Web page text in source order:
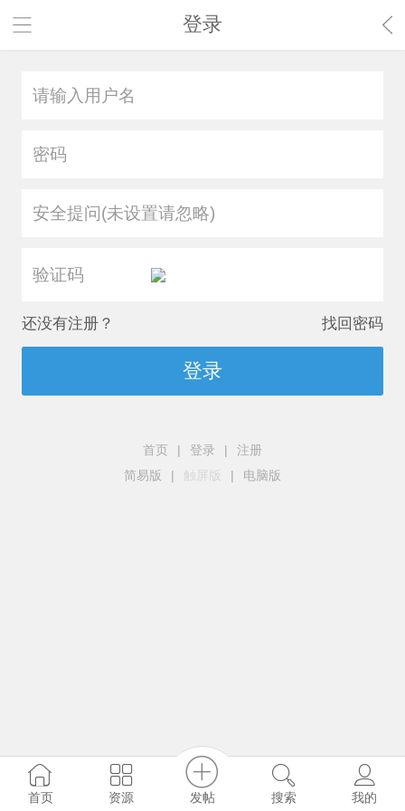
登录
安全提问(未设置请忽略)
还没有注册？ 找回密码
登录
首页 | 登录 |
注册
简易版
| 触屏版 | 电脑版
首页 资源 发帖 搜索 我的